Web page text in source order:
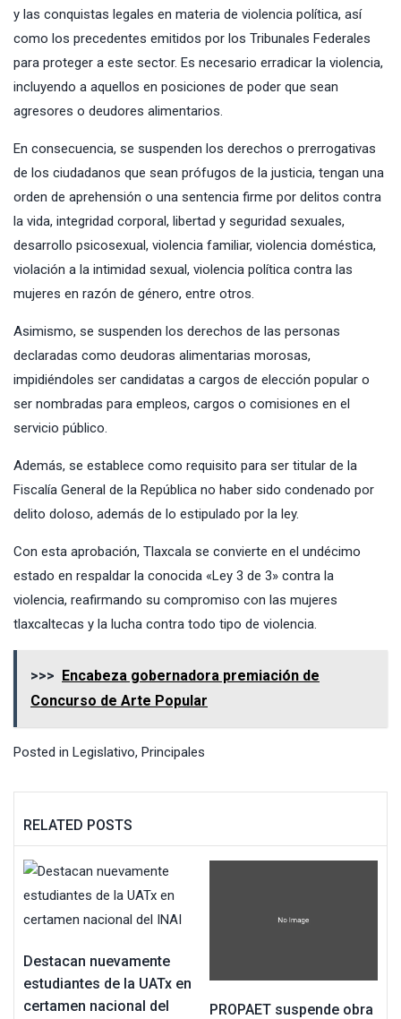
y las conquistas legales en materia de violencia política, así
como los precedentes emitidos por los Tribunales Federales
para proteger a este sector. Es necesario erradicar la violencia,
incluyendo a aquellos en posiciones de poder que sean
agresores o deudores alimentarios.
En consecuencia, se suspenden los derechos o prerrogativas
de los ciudadanos que sean prófugos de la justicia, tengan una
orden de aprehensión o una sentencia firme por delitos contra
la vida, integridad corporal, libertad y seguridad sexuales,
desarrollo psicosexual, violencia familiar, violencia doméstica,
violación a la intimidad sexual, violencia política contra las
mujeres en razón de género, entre otros.
Asimismo, se suspenden los derechos de las personas
declaradas como deudoras alimentarias morosas,
impidiéndoles ser candidatas a cargos de elección popular o
ser nombradas para empleos, cargos o comisiones en el
servicio público.
Además, se establece como requisito para ser titular de la
Fiscalía General de la República no haber sido condenado por
delito doloso, además de lo estipulado por la ley.
Con esta aprobación, Tlaxcala se convierte en el undécimo
estado en respaldar la conocida «Ley 3 de 3» contra la
violencia, reafirmando su compromiso con las mujeres
tlaxcaltecas y la lucha contra todo tipo de violencia.
>>>
Encabeza gobernadora premiación de
Concurso de Arte Popular
Posted in Legislativo, Principales
RELATED POSTS
Destacan nuevamente
estudiantes de la UATx en
certamen nacional del
PROPAET suspende obra